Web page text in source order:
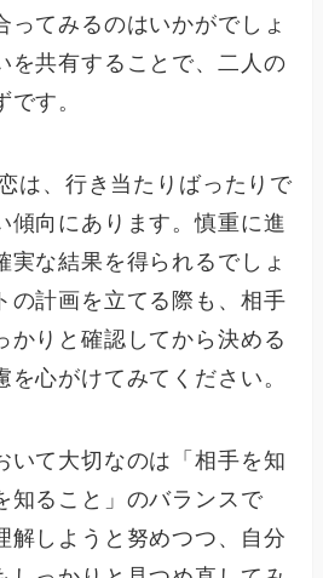
ってみるのはいかがでしょ
を共有することで、二人の
す。
は、行き当たりばったりで
傾向にあります。慎重に進
実な結果を得られるでしょ
の計画を立てる際も、相手
かりと確認してから決める
心がけてみてください。
いて大切なのは「相手を知
知ること」のバランスで
解しようと努めつつ、自分